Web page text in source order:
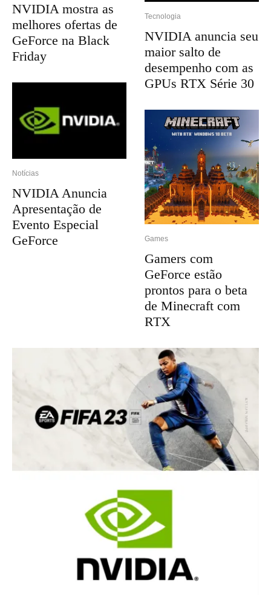
NVIDIA mostra as
melhores ofertas de
GeForce na Black
Friday
Notícias
NVIDIA Anuncia
Apresentação de
Evento Especial
GeForce
Tecnologia
NVIDIA anuncia seu
maior salto de
desempenho com as
GPUs RTX Série 30
Games
Gamers com
GeForce estão
prontos para o beta
de Minecraft com
RTX